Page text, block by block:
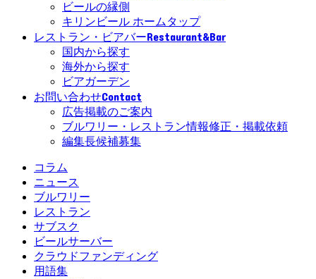
ビールの縁側
キリンビール ホームタップ
レストラン・ビアバーRestaurant&Bar
国内から探す
海外から探す
ビアガーデン
お問い合わせContact
広告掲載のご案内
ブルワリー・レストラン情報修正・掲載依頼
編集長候補募集
コラム
ニュース
ブルワリー
レストラン
サブスク
ビールサーバー
クラウドファンディング
用語集